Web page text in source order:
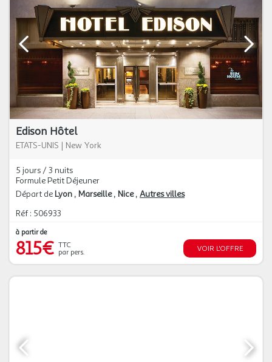
Edison Hôtel
ETATS-UNIS | New York
5 jours / 3 nuits
Formule Petit Déjeuner
Départ de Lyon Marseille Nice Autres villes
Réf : 506933
à partir de
815€ TTC
par pers.
VOIR L'OFFRE